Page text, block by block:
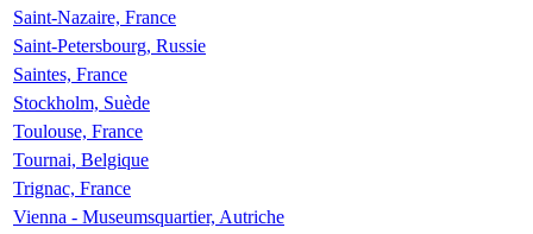
Saint-Nazaire, France
Saint-Petersbourg, Russie
Saintes, France
Stockholm, Suède
Toulouse, France
Tournai, Belgique
Trignac, France
Vienna - Museumsquartier, Autriche